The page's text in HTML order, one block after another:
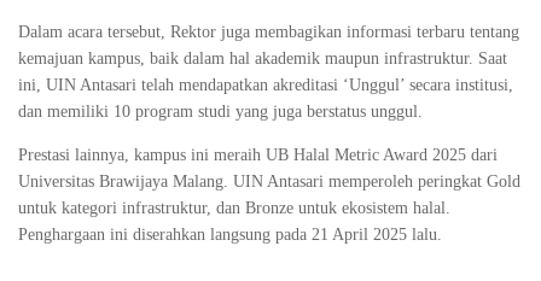
Dalam acara tersebut, Rektor juga membagikan informasi terbaru tentang
kemajuan kampus, baik dalam hal akademik maupun infrastruktur. Saat
ini, UIN Antasari telah mendapatkan akreditasi ‘Unggul’ secara institusi,
dan memiliki 10 program studi yang juga berstatus unggul.
Prestasi lainnya, kampus ini meraih UB Halal Metric Award 2025 dari
Universitas Brawijaya Malang. UIN Antasari memperoleh peringkat Gold
untuk kategori infrastruktur, dan Bronze untuk ekosistem halal.
Penghargaan ini diserahkan langsung pada 21 April 2025 lalu.